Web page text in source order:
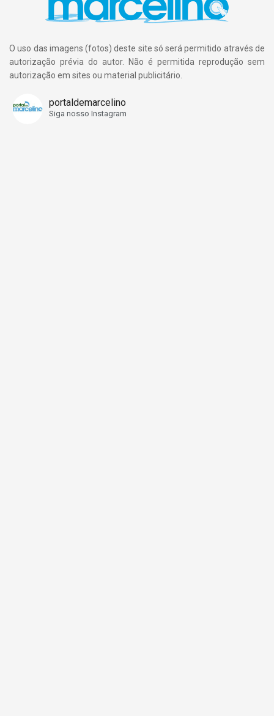
O uso das imagens (fotos) deste site só será permitido através de
autorização prévia do autor. Não é permitida reprodução sem
autorização em sites ou material publicitário.
portaldemarcelino
Siga nosso Instagram